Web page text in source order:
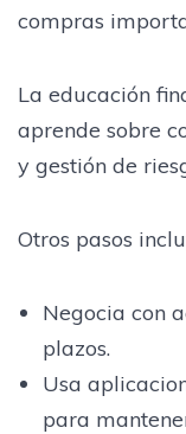
compras
La educación
aprende sobre
y gestión de
Otros pasos
Negocia con
plazos.
Usa
para